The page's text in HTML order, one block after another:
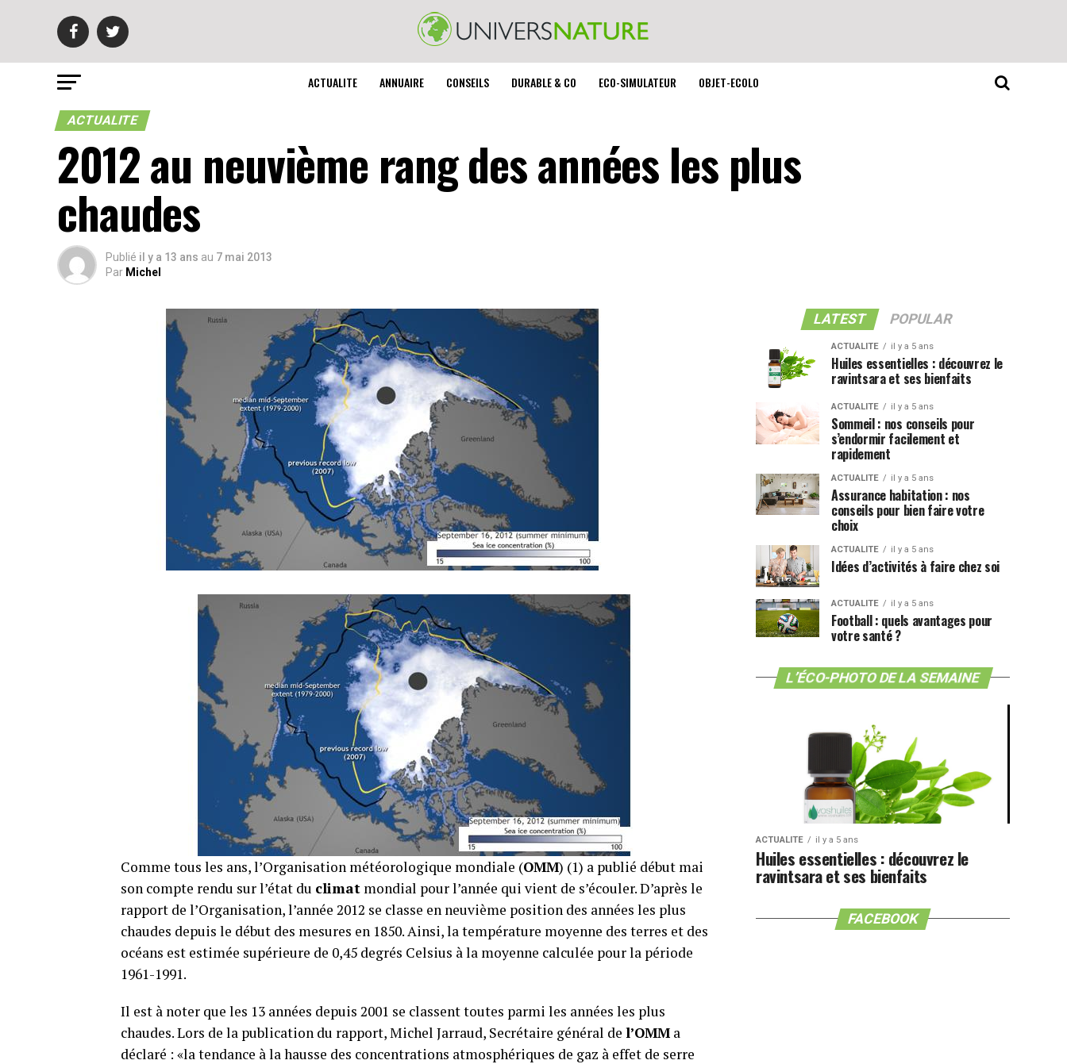
ACTUALITE ANNUAIRE CONSEILS DURABLE & CO ECO-SIMULATEUR OBJET-ECOLO
ACTUALITE
2012 au neuvième rang des années les plus
chaudes
Publié il y a 13 ans au 7 mai 2013
Par Michel
Comme tous les ans, l’Organisation météorologique mondiale (OMM) (1) a publié début mai
son compte rendu sur l’état du climat mondial pour l’année qui vient de s’écouler. D’après le
rapport de l’Organisation, l’année 2012 se classe en neuvième position des années les plus
chaudes depuis le début des mesures en 1850. Ainsi, la température moyenne des terres et des
océans est estimée supérieure de 0,45 degrés Celsius à la moyenne calculée pour la période
1961-1991.
Il est à noter que les 13 années depuis 2001 se classent toutes parmi les années les plus
chaudes. Lors de la publication du rapport, Michel Jarraud, Secrétaire général de l’OMM a
déclaré : «la tendance à la hausse des concentrations atmosphériques de gaz à effet de serre
LATEST POPULAR
ACTUALITE il y a 5 ans
Huiles essentielles : découvrez le
ravintsara et ses bienfaits
ACTUALITE il y a 5 ans
Sommeil : nos conseils pour
s’endormir facilement et
rapidement
ACTUALITE il y a 5 ans
Assurance habitation : nos
conseils pour bien faire votre
choix
ACTUALITE il y a 5 ans
Idées d’activités à faire chez soi
ACTUALITE il y a 5 ans
Football : quels avantages pour
votre santé ?
L’ÉCO-PHOTO DE LA SEMAINE
ACTUALITE il y a 5 ans
Huiles essentielles : découvrez le
ravintsara et ses bienfaits
FACEBOOK